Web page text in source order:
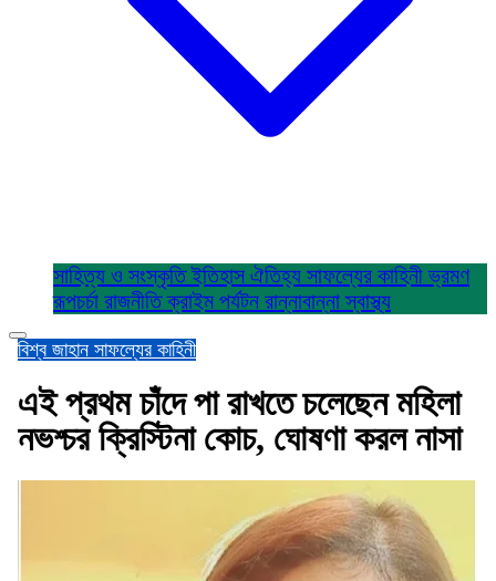
সাহিত্য ও সংস্কৃতিইতিহাস ঐতিহ্য সাফল্যের কাহিনীভ্রমণ
রূপচর্চা রাজনীতিক্রাইম পর্যটন রান্নাবান্নাস্বাস্থ্য
বিশ্ব জাহান সাফল্যের কাহিনী
এই প্রথম চাঁদে পা রাখতে চলেছেন মহিলা
নভশ্চর ক্রিস্টিনা কোচ, ঘোষণা করল নাসা